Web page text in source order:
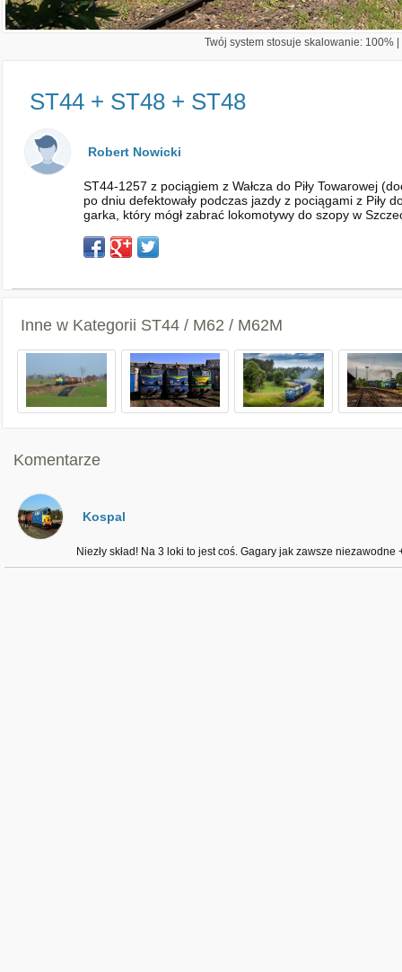
Twój system stosuje skalowanie: 100%
ST44 + ST48 + ST48
Robert Nowicki
ST44-1257 z pociągiem z Wałcza do Piły Towarowej
po dniu defektowały podczas jazdy z pociągami z Piły
garka, który mógł zabrać lokomotywy do szopy w
Inne w Kategorii ST44 / M62 / M62M
Komentarze
Kospal
Niezły skład! Na 3 loki to jest coś. Gagary jak zawsze niezawodne